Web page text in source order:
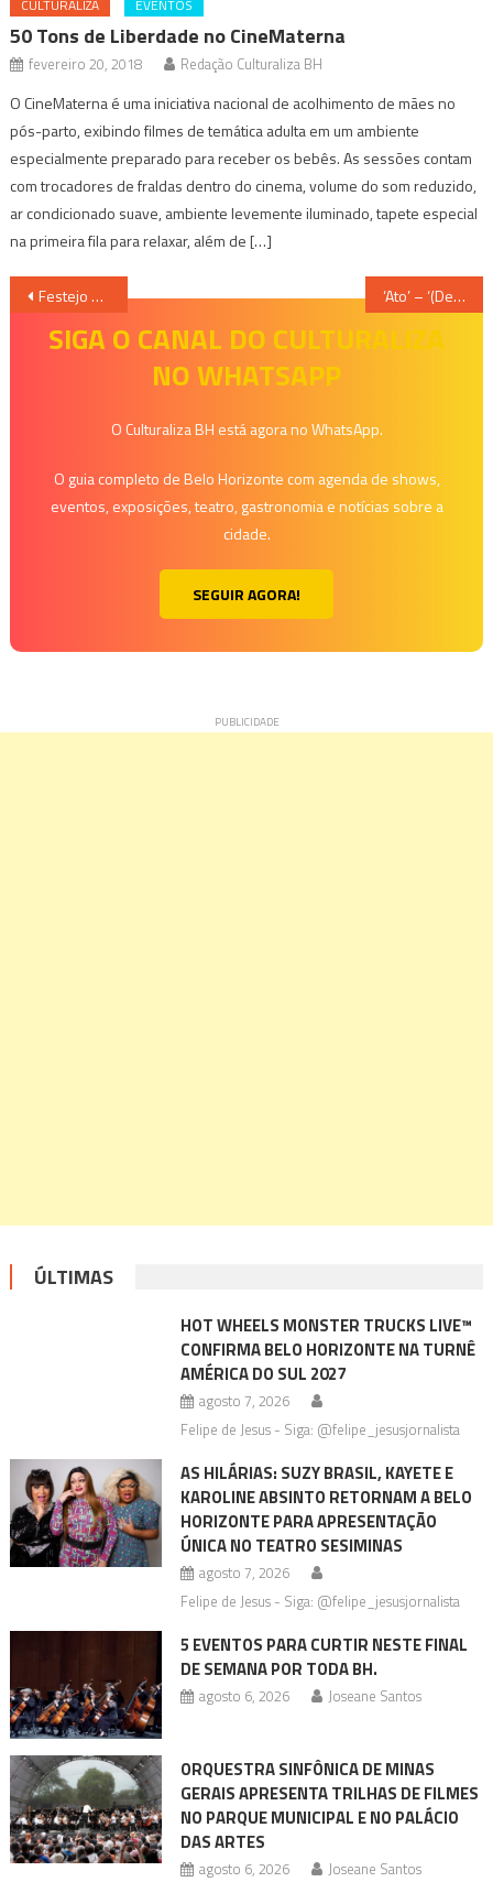
CULTURALIZA EVENTOS
50 Tons de Liberdade no CineMaterna
fevereiro 20, 2018 Redação Culturaliza BH
O CineMaterna é uma iniciativa nacional de acolhimento de mães no
pós-parto, exibindo filmes de temática adulta em um ambiente
especialmente preparado para receber os bebês. As sessões contam
com trocadores de fraldas dentro do cinema, volume do som reduzido,
ar condicionado suave, ambiente levemente iluminado, tapete especial
na primeira fila para relaxar, além de […]
Navegação
Festejo do Tambor Mineiro Apresenta Três Ações Onlines e Gratuitas ‘Ato’ – ‘(Des)memória’ e ‘Ítaca 365’ abrem a temporada do Teatro EmMov
SIGA O CANAL DO CULTURALIZA
NO WHATSAPP
O Culturaliza BH está agora no WhatsApp.
O guia completo de Belo Horizonte com agenda de shows,
eventos, exposições, teatro, gastronomia e notícias sobre a
cidade.
SEGUIR AGORA!
ÚLTIMAS
HOT WHEELS MONSTER TRUCKS LIVE™
CONFIRMA BELO HORIZONTE NA TURNÊ
AMÉRICA DO SUL 2027
agosto 7, 2026
Felipe de Jesus - Siga: @felipe_jesusjornalista
AS HILÁRIAS: SUZY BRASIL, KAYETE E
KAROLINE ABSINTO RETORNAM A BELO
HORIZONTE PARA APRESENTAÇÃO
ÚNICA NO TEATRO SESIMINAS
agosto 7, 2026
Felipe de Jesus - Siga: @felipe_jesusjornalista
5 EVENTOS PARA CURTIR NESTE FINAL
DE SEMANA POR TODA BH.
agosto 6, 2026 Joseane Santos
ORQUESTRA SINFÔNICA DE MINAS
GERAIS APRESENTA TRILHAS DE FILMES
NO PARQUE MUNICIPAL E NO PALÁCIO
DAS ARTES
agosto 6, 2026 Joseane Santos